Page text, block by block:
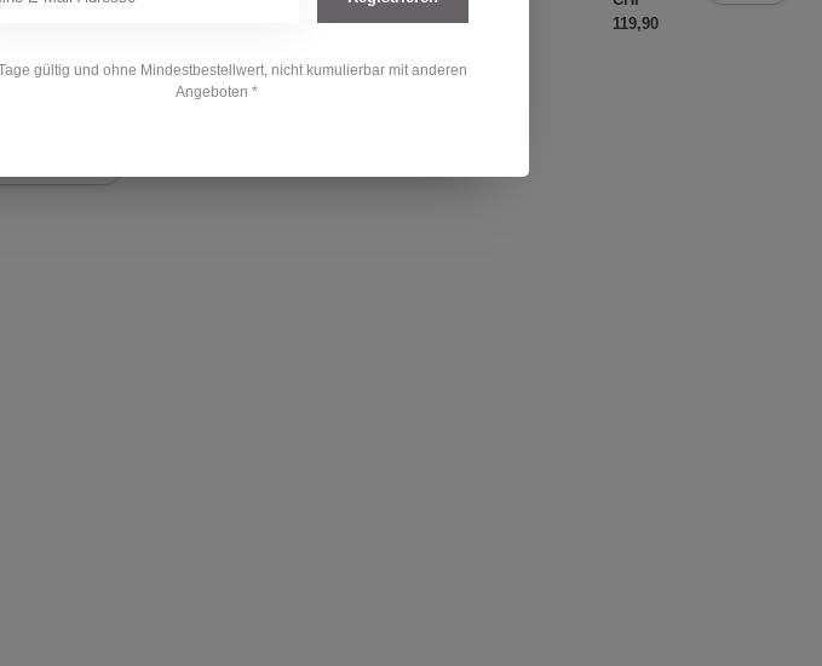
119,90
gültig und ohne Mindestbestellwert, nicht kumulierbar mit anderen
Angeboten *